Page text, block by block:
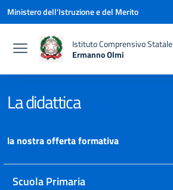
Vai ai contenuti
Vai al menu di navigazione
Vai al footer
Ministero dell'Istruzione e del Merito
Istituto Comprensivo Statale
Ermanno Olmi
La didattica
la nostra offerta formativa
Scuola Primaria